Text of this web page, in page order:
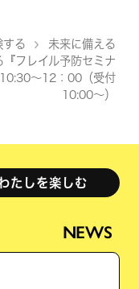
する 未来に備える
フレイル予防セミナ
～12：00（受付
10:00～）
たしを楽しむ
NEWS